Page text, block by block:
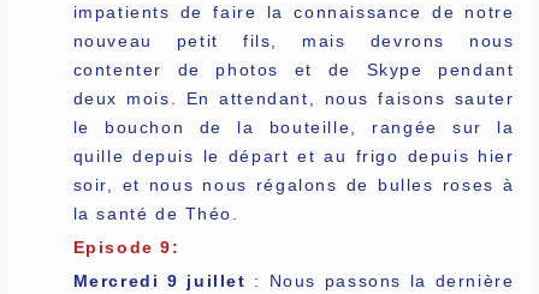
impatients de faire la connaissance de notre
nouveau petit fils, mais devrons nous
contenter de photos et de Skype pendant
deux mois. En attendant, nous faisons sauter
le bouchon de la bouteille, rangée sur la
quille depuis le départ et au frigo depuis hier
soir, et nous nous régalons de bulles roses à
la santé de Théo.
Episode 9:
Mercredi 9 juillet : Nous passons la dernière